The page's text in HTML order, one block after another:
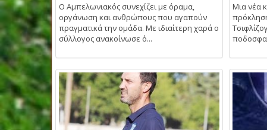
Ο Αμπελωνιακός συνεχίζει με όραμα,
οργάνωση και ανθρώπους που αγαπούν
πραγματικά την ομάδα. Με ιδιαίτερη χαρά ο
σύλλογος ανακοίνωσε ό...
Μια νέα